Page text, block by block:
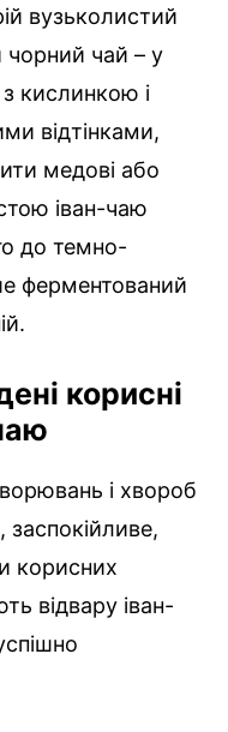
вузьколистий
чорний чай – у
кислинкою і
відтінками,
медові або
іван-чаю
до темно-
ферментований
корисні
і хвороб
заспокійливе,
корисних
відвару іван-